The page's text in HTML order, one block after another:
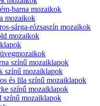
barna mozaikok
mozaikok
sárga-rózsaszín mozaikok
mozaikok
színű mozaiklapok
színű mozaiklapok
és lila színű mozaiklapok
színű mozaiklapok
színű mozaiklapok